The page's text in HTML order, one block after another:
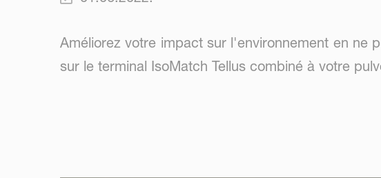
Améliorez votre impact sur l'environnement en ne
sur le terminal IsoMatch Tellus combiné à votre